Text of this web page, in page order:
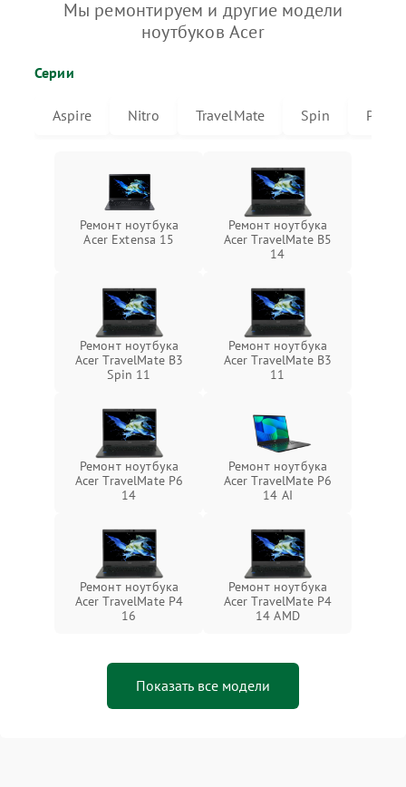
Мы ремонтируем и другие модели
ноутбуков Acer
Серии
Aspire Nitro TravelMate Spin
Ремонт ноутбука
Acer Extensa 15
Ремонт ноутбука
Acer TravelMate B5
14
Ремонт ноутбука
Acer TravelMate B3
Spin 11
Ремонт ноутбука
Acer TravelMate B3
11
Ремонт ноутбука
Acer TravelMate P6
14
Ремонт ноутбука
Acer TravelMate P6
14 AI
Ремонт ноутбука
Acer TravelMate P4
16
Ремонт ноутбука
Acer TravelMate P4
14 AMD
Показать все модели